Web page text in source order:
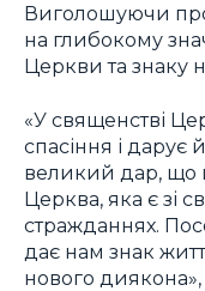
Виголошуючи
на глибокому
Церкви та знаку
«У священстві
спасіння і дарує
великий дар, що
Церква, яка є зі
стражданнях.
дає нам знак
нового